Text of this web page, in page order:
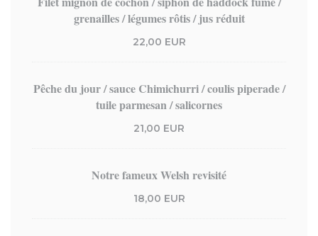
grenailles / légumes rôtis / jus réduit
22,00 EUR
Pêche du jour / sauce Chimichurri / coulis piperade /
tuile parmesan / salicornes
21,00 EUR
Notre fameux Welsh revisité
18,00 EUR